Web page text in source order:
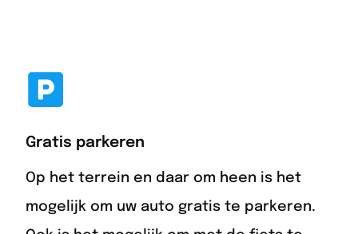
Gratis parkeren
Op het terrein en daar om heen is het
mogelijk om uw auto gratis te parkeren.